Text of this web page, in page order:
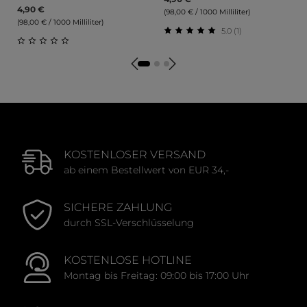
4,90 €
(98,00 € / 1000 Milliliter)
Durchschnittliche Bewertung von 0 von 5 Sternen
(98,00 € / 1000 Milliliter)
5.0 (1)
KOSTENLOSER VERSAND
ab einem Bestellwert von EUR 34,-
SICHERE ZAHLUNG
durch SSL-Verschlüsselung
KOSTENLOSE HOTLINE
Montag bis Freitag: 09:00 bis 17:00 Uhr